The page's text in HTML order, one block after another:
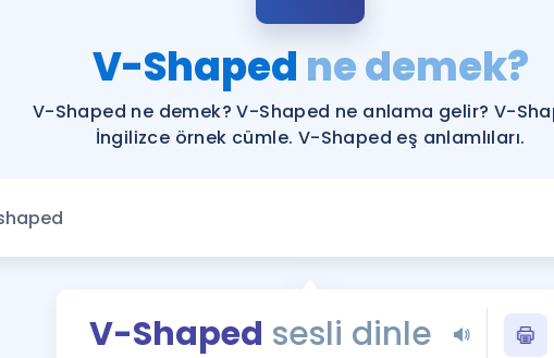
YDS ve YÖKDİL
YDS ve YÖKDİL'e
Tüm ÖSYM
YDS - YÖKDİL
V-Shaped ne demek?
V-Shaped ne demek? V-Shaped ne anlama gelir? V-
İngilizce örnek cümle. V-Shaped eş anlamlıları.
V-Shaped sesli dinle